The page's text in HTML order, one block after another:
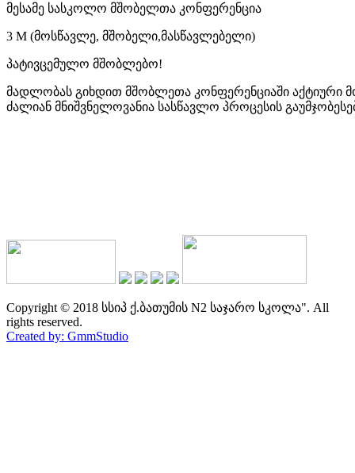
მესამე სასკოლო მშობელთა კონფერენცია
3 M (მოსწავლე, მშობელი,მასწავლებელი)
პატივცემულო მშობლებო!
მადლობას გიხდით მშობლეთა კონფერენციაში აქტიური
ძალიან მნიშვნელოვანია სასწავლო პროცესის
Copyright © 2018 სსიპ ქ.ბათუმის N2 საჯარო სკოლა". All
rights reserved.
Created by: GmmStudio